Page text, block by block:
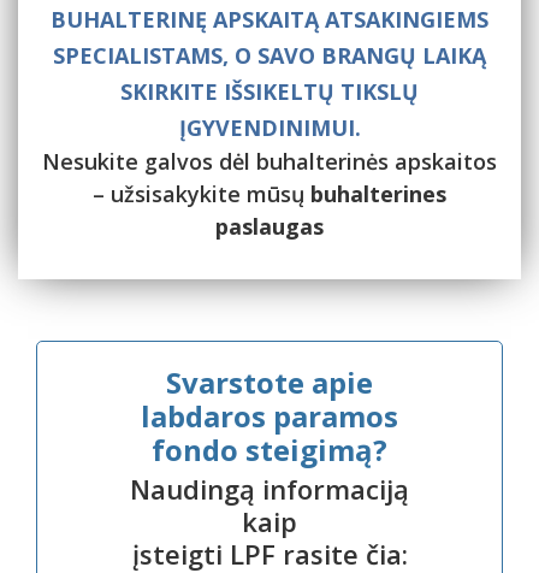
BUHALTERINĘ APSKAITĄ ATSAKINGIEMS
SPECIALISTAMS, O SAVO BRANGŲ LAIKĄ
SKIRKITE IŠSIKELTŲ TIKSLŲ
ĮGYVENDINIMUI.
Nesukite galvos dėl buhalterinės apskaitos
– užsisakykite mūsų buhalterines
paslaugas
Svarstote apie
labdaros paramos
fondo steigimą?
Naudingą informaciją
kaip
įsteigti LPF rasite čia: